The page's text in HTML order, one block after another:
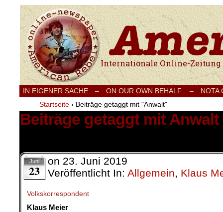
Internationale Onlinezeitung für Frieden,
IN EIGENER SACHE – ON OUR OWN BEHALF –
NOTA
Startseite › Beiträge getaggt mit "Anwalt"
Beiträge getaggt mit Anwalt
Juni
23
on 23. Juni 2019
Veröffentlicht In: Allgemein, Klaus
Volkskorrespondent
Klaus Meier